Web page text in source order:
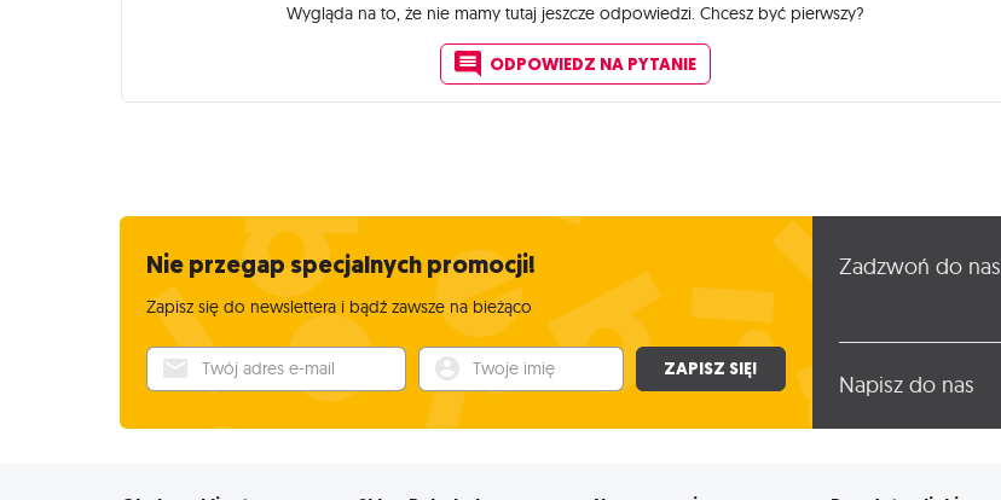
Wygląda na to, że nie mamy tutaj jeszcze odpowiedzi. Chcesz być pierwszy?
ODPOWIEDZ NA PYTANIE
Nie przegap specjalnych promocji!
Zapisz się do newslettera i bądź zawsze na bieżąco
Twój adres e-mail Twoje imię ZAPISZ SIĘ!
Zadzwoń do nas
Napisz do nas